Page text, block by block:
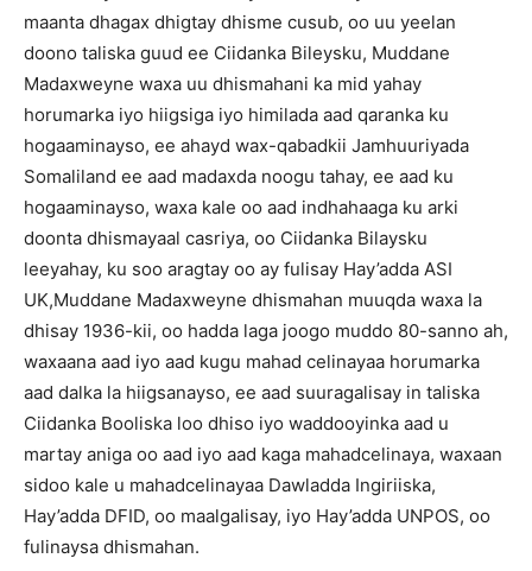
maanta dhagax dhigtay dhisme cusub, oo uu yeelan
doono taliska guud ee Ciidanka Bileysku, Muddane
Madaxweyne waxa uu dhismahani ka mid yahay
horumarka iyo hiigsiga iyo himilada aad qaranka ku
hogaaminayso, ee ahayd wax-qabadkii Jamhuuriyada
Somaliland ee aad madaxda noogu tahay, ee aad ku
hogaaminayso, waxa kale oo aad indhahaaga ku arki
doonta dhismayaal casriya, oo Ciidanka Bilaysku
leeyahay, ku soo aragtay oo ay fulisay Hay’adda ASI
UK,Muddane Madaxweyne dhismahan muuqda waxa la
dhisay 1936-kii, oo hadda laga joogo muddo 80-sanno ah,
waxaana aad iyo aad kugu mahad celinayaa horumarka
aad dalka la hiigsanayso, ee aad suuragalisay in taliska
Ciidanka Booliska loo dhiso iyo waddooyinka aad u
martay aniga oo aad iyo aad kaga mahadcelinaya, waxaan
sidoo kale u mahadcelinayaa Dawladda Ingiriiska,
Hay’adda DFID, oo maalgalisay, iyo Hay’adda UNPOS, oo
fulinaysa dhismahan.